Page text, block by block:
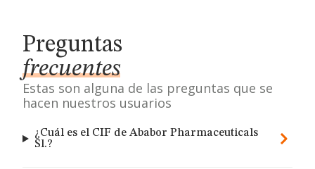
Preguntas
frecuentes
Estas son alguna de las preguntas que se
hacen nuestros usuarios
¿Cuál es el CIF de Ababor Pharmaceuticals
Sl.?